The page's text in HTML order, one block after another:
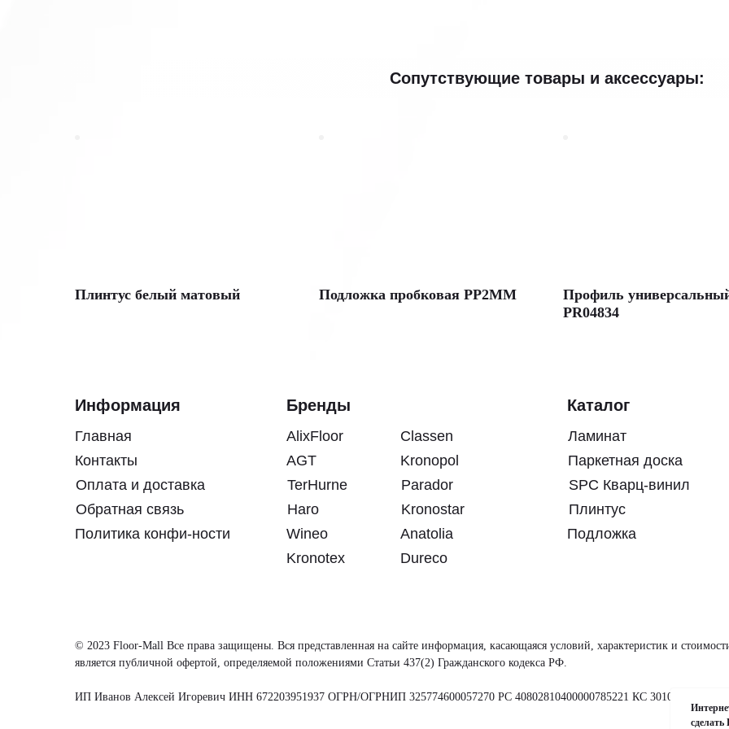
Сопутствующие товары и аксессуары:
Плинтус белый матовый Подложка пробковая PP2MM
Профиль
PR04834
Информация Бренды Каталог
Главная
Контакты
Оплата и доставка
Обратная связь
AlixFloor
AGT
TerHurne
Haro
Ламинат
Паркетная доска
SPC Кварц-винил
Плинтус
Политика конфи-ности
Wineo
Kronotex
Anatolia
Dureco
Kronostar
Parador
Kronopol
Classen
Подложка
© 2023 Floor-Mall Все права защищены. Вся представленная на сайте информация, касающаяся условий, характеристик и
является публичной офертой, определяемой положениями Статьи 437(2) Гражданского кодекса РФ.
ИП Иванов Алексей Игоревич ИНН 672203951937 ОГРН/ОГРНИП 325774600057270 РС 40802810400000785221 КС